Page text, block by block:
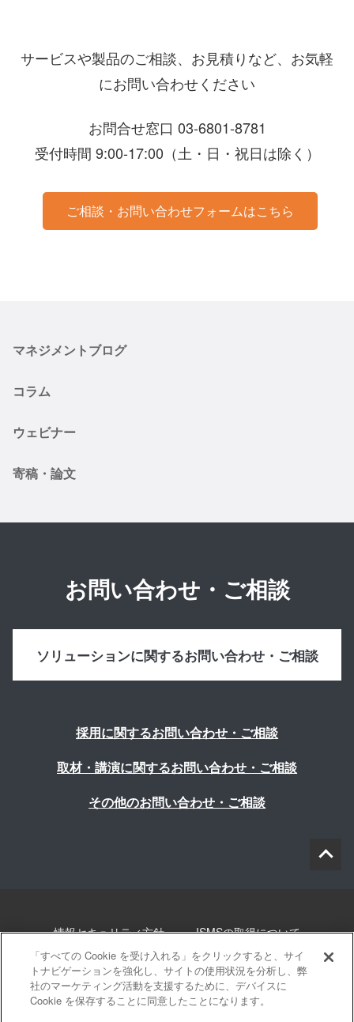
サービスや製品のご相談、お見積りなど、お気軽
にお問い合わせください
お問合せ窓口 03-6801-8781
受付時間 9:00-17:00（土・日・祝日は除く）
ご相談・お問い合わせフォームはこちら
マネジメントブログ
コラム
ウェビナー
寄稿・論文
お問い合わせ・ご相談
ソリューションに関するお問い合わせ・ご相談
採用に関するお問い合わせ・ご相談
取材・講演に関するお問い合わせ・ご相談
その他のお問い合わせ・ご相談
情報セキュリティ方針 ISMSの取得について
個人情報について 勧誘方針 このサイトについて
サイトマップ
「すべての Cookie を受け入れる」をクリックすると、サイ
トナビゲーションを強化し、サイトの使用状況を分析し、弊
社のマーケティング活動を支援するために、デバイスに
Cookie を保存することに同意したことになります。